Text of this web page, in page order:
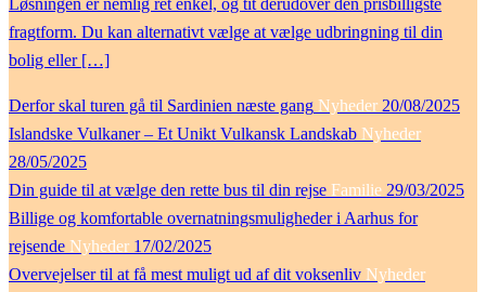
Løsningen er nemlig ret enkel, og tit derudover den prisbilligste
fragtform. Du kan alternativt vælge at vælge udbringning til din
bolig eller […]
Derfor skal turen gå til Sardinien næste gang Nyheder 20/08/2025
Islandske Vulkaner – Et Unikt Vulkansk Landskab Nyheder
28/05/2025
Din guide til at vælge den rette bus til din rejse Familie 29/03/2025
Billige og komfortable overnatningsmuligheder i Aarhus for
rejsende Nyheder 17/02/2025
Overvejelser til at få mest muligt ud af dit voksenliv Nyheder